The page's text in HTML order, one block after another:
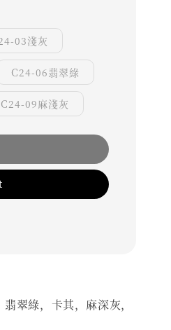
03淺灰
C24-06翡翠綠
C24-09麻淺灰
翠綠，卡其，麻深灰，